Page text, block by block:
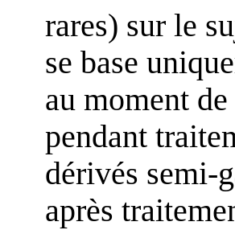
rares) sur le
se base
au moment
pendant
dérivés semi-
après